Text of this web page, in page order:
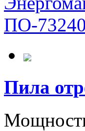
Пила